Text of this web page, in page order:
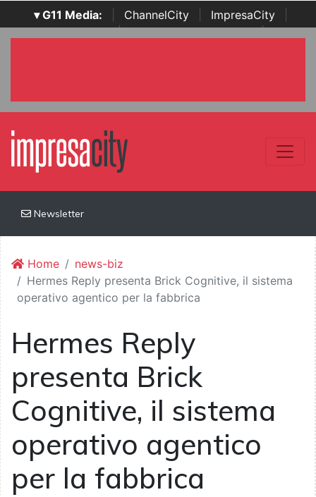
▾ G11 Media: ChannelCity ImpresaCity
SecurityOpenLab | Italian Channel Awards | Italian
Newsletter
Home
news-biz
Hermes Reply presenta Brick Cognitive, il sistema
operativo agentico per la fabbrica
Hermes Reply
presenta Brick
Cognitive, il sistema
operativo agentico
per la fabbrica